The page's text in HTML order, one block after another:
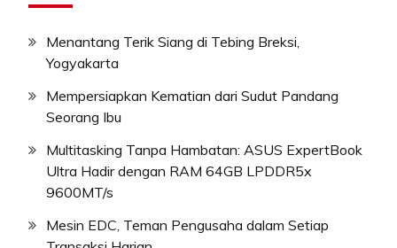
Menantang Terik Siang di Tebing Breksi,
Yogyakarta
Mempersiapkan Kematian dari Sudut Pandang
Seorang Ibu
Multitasking Tanpa Hambatan: ASUS ExpertBook
Ultra Hadir dengan RAM 64GB LPDDR5x
9600MT/s
Mesin EDC, Teman Pengusaha dalam Setiap